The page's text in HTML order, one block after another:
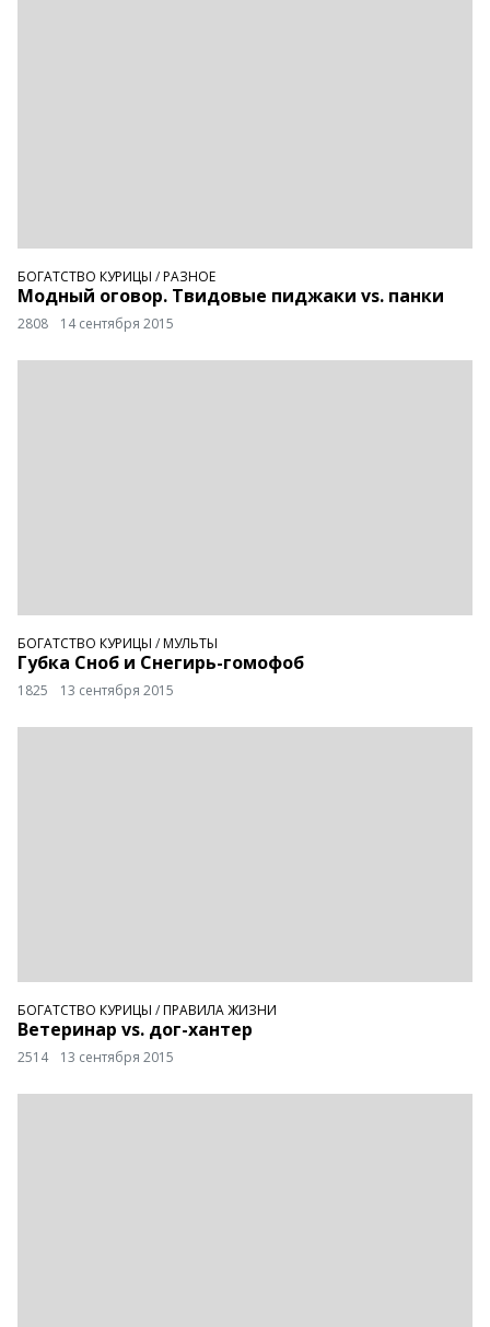
БОГАТСТВО КУРИЦЫ /РАЗНОЕ
Модный оговор. Твидовые пиджаки vs. панки
2808 14 сентября 2015
БОГАТСТВО КУРИЦЫ /МУЛЬТЫ
Губка Сноб и Снегирь-гомофоб
1825 13 сентября 2015
БОГАТСТВО КУРИЦЫ /ПРАВИЛА ЖИЗНИ
Ветеринар vs. дог-хантер
2514 13 сентября 2015